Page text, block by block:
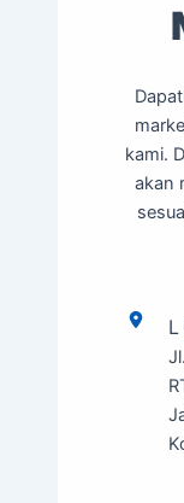
kami.
akan